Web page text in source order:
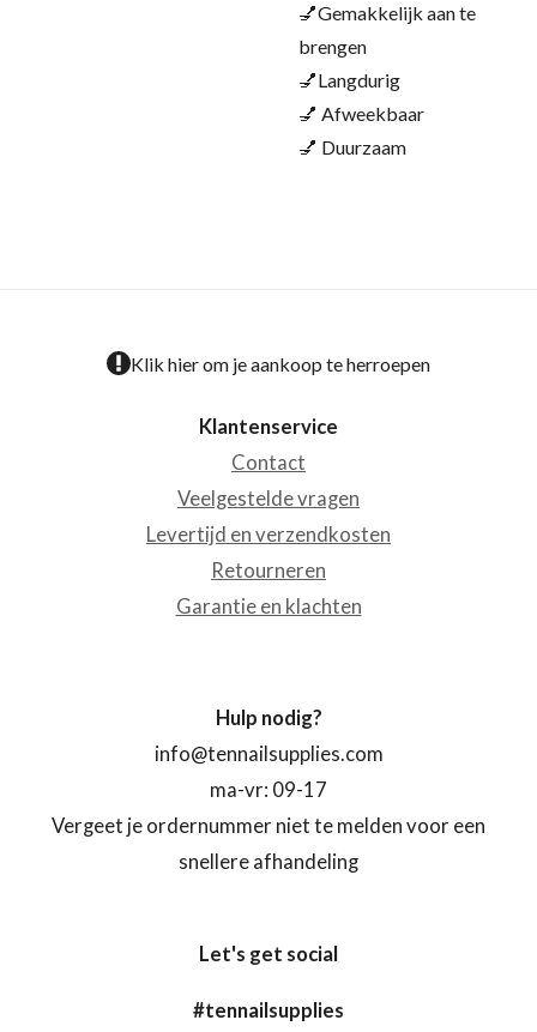
💅Gemakkelijk aan te
brengen
💅Langdurig
💅 Afweekbaar
💅 Duurzaam
Klik hier om je aankoop te herroepen
Klantenservice
Contact
Veelgestelde vragen
Levertijd en verzendkosten
Retourneren
Garantie en klachten
Hulp nodig?
info@tennailsupplies.com
ma-vr: 09-17
Vergeet je ordernummer niet te melden voor een
snellere afhandeling
Let's get social
#tennailsupplies